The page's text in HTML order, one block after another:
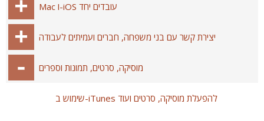
Mac ו-iOS עובדים יחד
יצירת קשר עם בני משפחה, חברים ועמיתים לעבודה
מוסיקה, סרטים, תמונות וספרים
שימוש ב-iTunes להפעלת מוסיקה, סרטים ועוד